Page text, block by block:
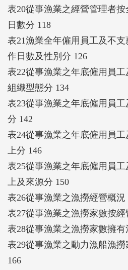
表20從事漁業之經營管理者
日數分 118
表21漁業全年僱用員工及不
作日數及性別分 126
表22從事漁業之年底僱用員
組織型態分 134
表23從事漁業之年底僱用員
分 142
表24從事漁業之年底僱用員
上分 146
表25從事漁業之年底僱用員
上及來源分 150
表26從事漁業之漁撈經營概況
表27從事漁業之漁撈家數按
表28從事漁業之漁撈家數擁有
表29從事漁業之動力漁船漁
166